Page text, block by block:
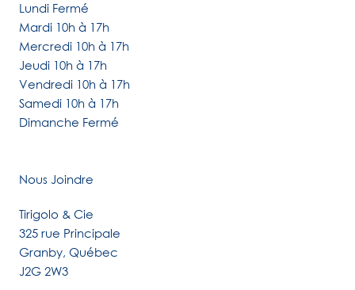
Lundi Fermé
Mardi 10h à 17h
Mercredi 10h à 17h
Jeudi 10h à 17h
Vendredi 10h à 17h
Samedi 10h à 17h
Dimanche Fermé
Nous Joindre
Tirigolo & Cie
325 rue Principale
Granby, Québec
J2G 2W3